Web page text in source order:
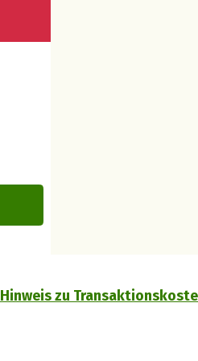
Hinweis zu